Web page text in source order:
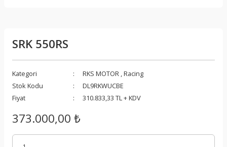
SRK 550RS
Kategori RKS MOTOR ,Racing
Stok Kodu
DL9RKWUCBE
Fiyat
310.833,33 TL + KDV
373.000,00 ₺